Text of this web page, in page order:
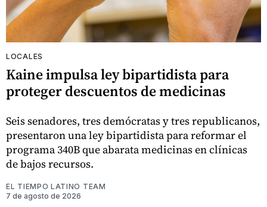
LOCALES
Kaine impulsa ley bipartidista para
proteger descuentos de medicinas
Seis senadores, tres demócratas y tres republicanos,
presentaron una ley bipartidista para reformar el
programa 340B que abarata medicinas en clínicas
de bajos recursos.
EL TIEMPO LATINO TEAM
7 de agosto de 2026